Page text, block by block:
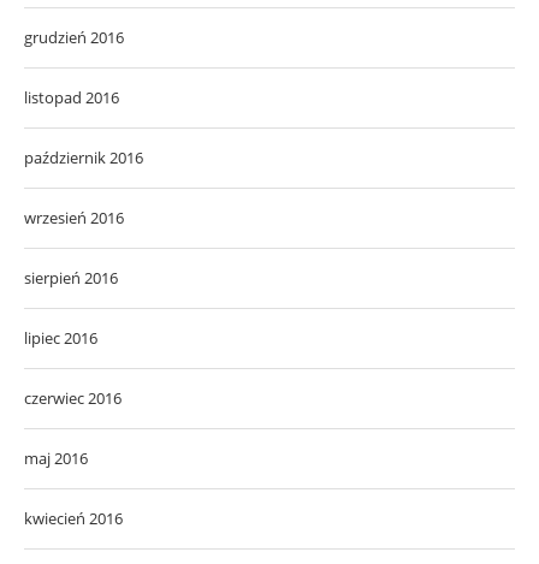
grudzień 2016
listopad 2016
październik 2016
wrzesień 2016
sierpień 2016
lipiec 2016
czerwiec 2016
maj 2016
kwiecień 2016